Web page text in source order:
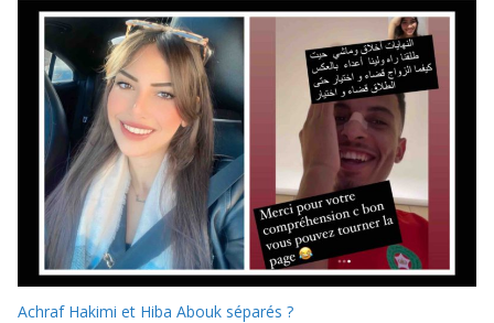
Achraf Hakimi et Hiba Abouk séparés ?